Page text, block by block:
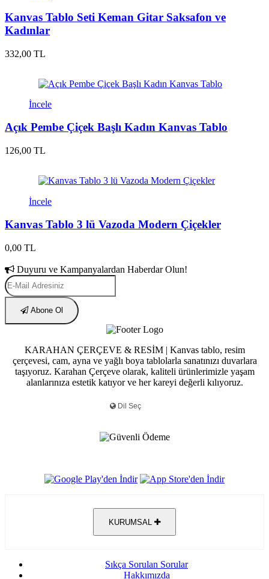
Kanvas Tablo Seti Keman Gitar Saksafon ve
Kadınlar
332,00 TL
İncele
Açık Pembe Çiçek Başlı Kadın Kanvas Tablo
126,00 TL
İncele
Kanvas Tablo 3 lü Vazoda Modern Çiçekler
0,00 TL
Duyuru ve Kampanyalardan Haberdar Olun!
Abone Ol
KARAHAN ÇERÇEVE & RESİM | Kanvas tablo, resim
çerçevesi, cam, ayna ve yağlı boya tablolarla sanatınızı duvarlara
taşıyoruz. Karahan Çerçeve olarak, kaliteli ürünlerimizle yaşam
alanlarınıza estetik katıyor ve her kareyi değerli kılıyoruz.
KURUMSAL
Sıkça Sorulan Sorular
Hakkımızda